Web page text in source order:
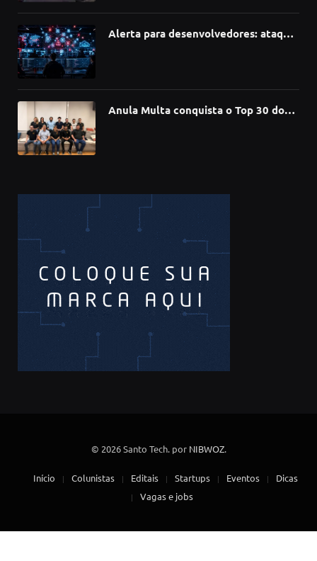
Alerta para desenvolvedores: ataque
Anula Multa conquista o Top 30 do
© 2026 Santo Tech. por NIBWOZ.
Início Colunistas Editais Startups Eventos
Dicas
Vagas e jobs